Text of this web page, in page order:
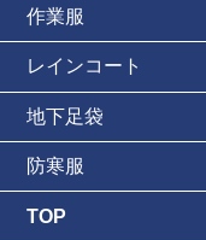
TOP
作業服
レインコート
地下足袋
防寒服